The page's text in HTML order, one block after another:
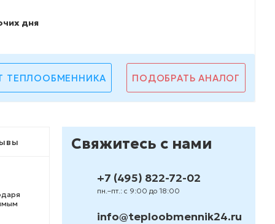
дня
ТЕПЛООБМЕННИКА ПОДОБРАТЬ АНАЛОГ
Свяжитесь с нами
+7 (495) 822-72-02
пн.–пт.: с 9:00 до 18:00
info@teploobmennik24.ru